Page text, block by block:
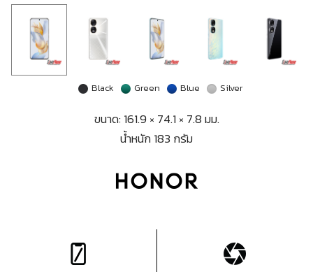
Black Green Blue Silver
ขนาด: 161.9 × 74.1 × 7.8 มม.
น้ำหนัก 183 กรัม